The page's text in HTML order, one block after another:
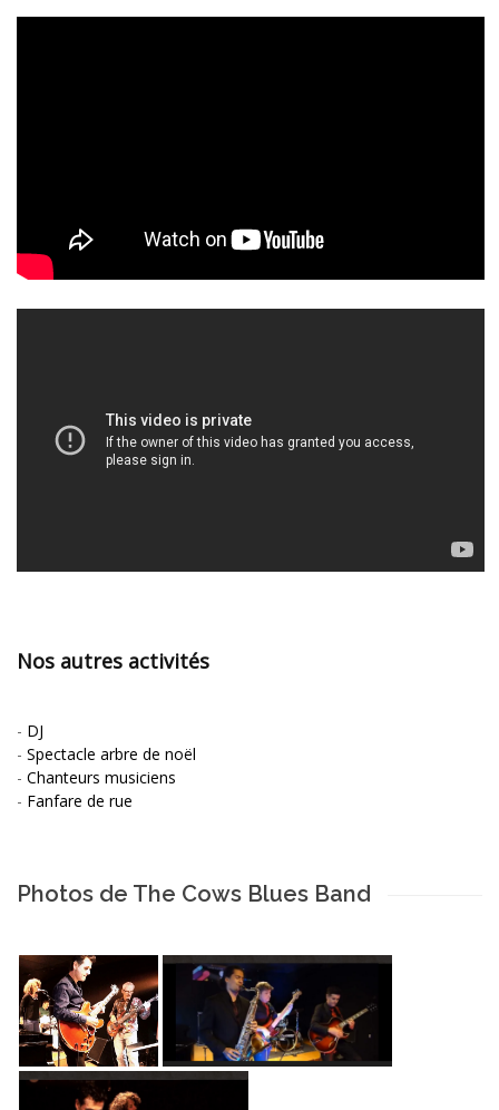
Nos autres activités
- DJ
- Spectacle arbre de noël
- Chanteurs musiciens
- Fanfare de rue
Photos de The Cows Blues Band